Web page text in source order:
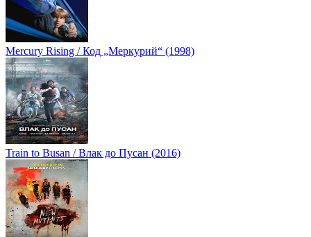
Mercury Rising / Код „Меркурий“ (1998)
Train to Busan / Влак до Пусан (2016)